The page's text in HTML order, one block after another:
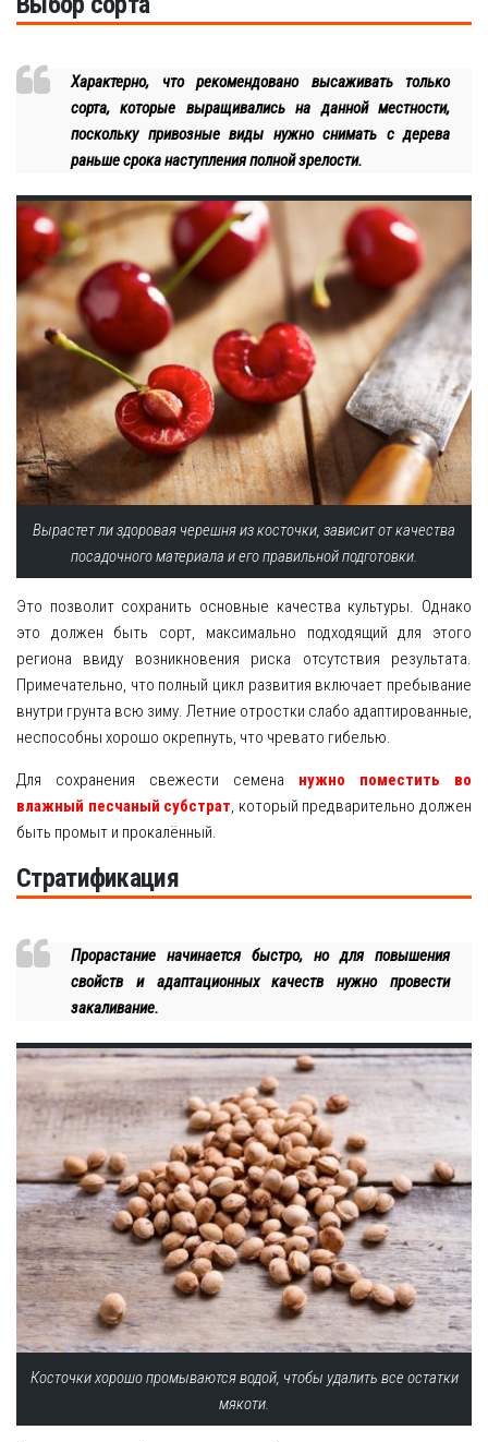
Характерно, что рекомендовано высаживать только
сорта, которые выращивались на данной местности,
поскольку привозные виды нужно снимать с дерева
раньше срока наступления полной зрелости.
Вырастет ли здоровая черешня из косточки, зависит от качества
посадочного материала и его правильной подготовки.
Это позволит сохранить основные качества культуры. Однако
это должен быть сорт, максимально подходящий для этого
региона ввиду возникновения риска отсутствия результата.
Примечательно, что полный цикл развития включает пребывание
внутри грунта всю зиму. Летние отростки слабо адаптированные,
неспособны хорошо окрепнуть, что чревато гибелью.
Для сохранения свежести семена нужно поместить во
влажный песчаный субстрат, который предварительно должен
быть промыт и прокалённый.
Стратификация
Прорастание начинается быстро, но для повышения
свойств и адаптационных качеств нужно провести
закаливание.
Косточки хорошо промываются водой, чтобы удалить все остатки
мякоти.